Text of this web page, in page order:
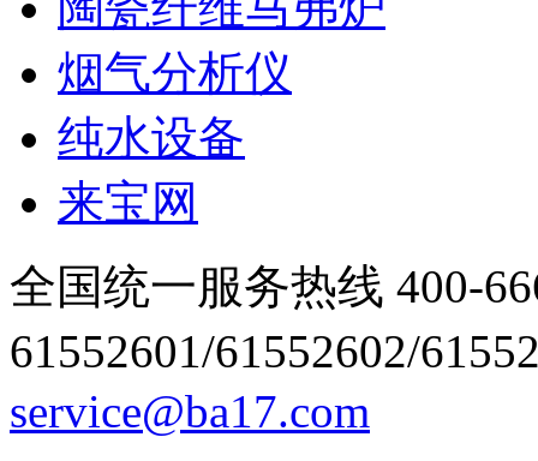
烟气分析仪
纯水设备
来宝网
全国统一服务热线 400-
61552601/61552602/
service@ba17.com